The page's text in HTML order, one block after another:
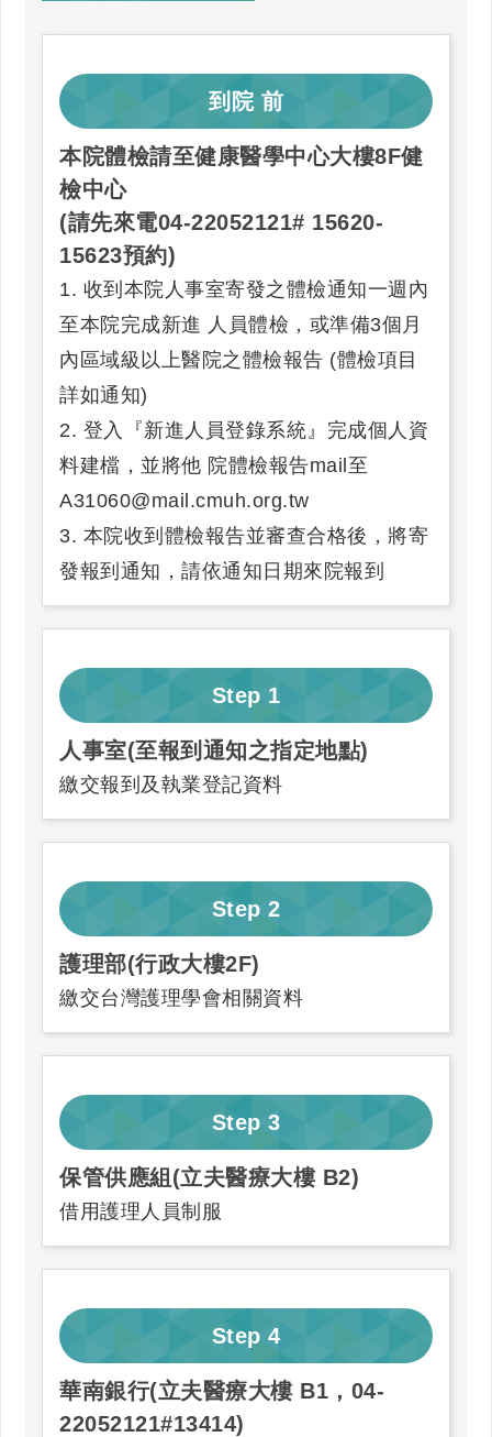
到院前
本院體檢請至健康醫學中心大樓8F健
檢中心
(請先來電04-22052121# 15620-
15623預約)
1. 收到本院人事室寄發之體檢通知一週內
至本院完成新進 人員體檢，或準備3個月
內區域級以上醫院之體檢報告 (體檢項目
詳如通知)
2. 登入『新進人員登錄系統』完成個人資
料建檔，並將他 院體檢報告mail至
A31060@mail.cmuh.org.tw
3. 本院收到體檢報告並審查合格後，將寄
發報到通知，請依通知日期來院報到
Step 1
人事室(至報到通知之指定地點)
繳交報到及執業登記資料
Step 2
護理部(行政大樓2F)
繳交台灣護理學會相關資料
Step 3
保管供應組(立夫醫療大樓 B2)
借用護理人員制服
Step 4
華南銀行(立夫醫療大樓 B1，04-
22052121#13414)